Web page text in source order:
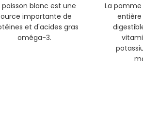
poisson blanc est une
importante de
et d'acides gras
oméga-3.
La